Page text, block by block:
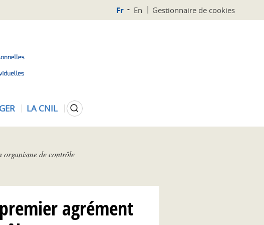
Fr En Gestionnaire de cookies
N
LA CNIL Rechercher
de contrôle
agrément